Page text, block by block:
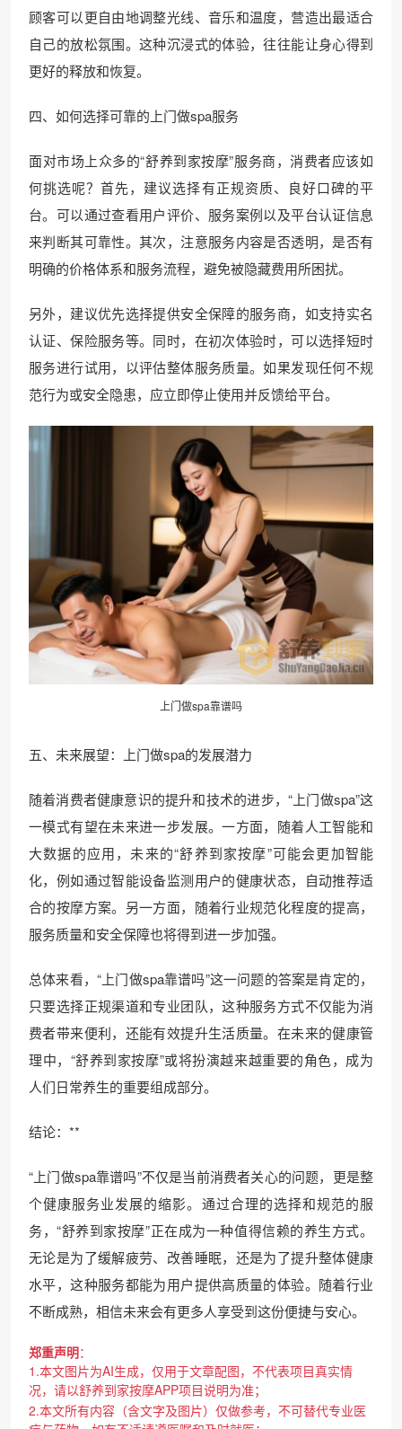
顾客可以更自由地调整光线、音乐和温度，营造出最适合
自己的放松氛围。这种沉浸式的体验，往往能让身心得到
更好的释放和恢复。
四、如何选择可靠的上门做spa服务
面对市场上众多的“舒养到家按摩”服务商，消费者应该如
何挑选呢？首先，建议选择有正规资质、良好口碑的平
台。可以通过查看用户评价、服务案例以及平台认证信息
来判断其可靠性。其次，注意服务内容是否透明，是否有
明确的价格体系和服务流程，避免被隐藏费用所困扰。
另外，建议优先选择提供安全保障的服务商，如支持实名
认证、保险服务等。同时，在初次体验时，可以选择短时
服务进行试用，以评估整体服务质量。如果发现任何不规
范行为或安全隐患，应立即停止使用并反馈给平台。
上门做spa靠谱吗
五、未来展望：上门做spa的发展潜力
随着消费者健康意识的提升和技术的进步，“上门做spa”这
一模式有望在未来进一步发展。一方面，随着人工智能和
大数据的应用，未来的“舒养到家按摩”可能会更加智能
化，例如通过智能设备监测用户的健康状态，自动推荐适
合的按摩方案。另一方面，随着行业规范化程度的提高，
服务质量和安全保障也将得到进一步加强。
总体来看，“上门做spa靠谱吗”这一问题的答案是肯定的，
只要选择正规渠道和专业团队，这种服务方式不仅能为消
费者带来便利，还能有效提升生活质量。在未来的健康管
理中，“舒养到家按摩”或将扮演越来越重要的角色，成为
人们日常养生的重要组成部分。
结论：**
“上门做spa靠谱吗”不仅是当前消费者关心的问题，更是整
个健康服务业发展的缩影。通过合理的选择和规范的服
务，“舒养到家按摩”正在成为一种值得信赖的养生方式。
无论是为了缓解疲劳、改善睡眠，还是为了提升整体健康
水平，这种服务都能为用户提供高质量的体验。随着行业
不断成熟，相信未来会有更多人享受到这份便捷与安心。
郑重声明：
1.本文图片为AI生成，仅用于文章配图，不代表项目真实情
况，请以舒养到家按摩APP项目说明为准；
2.本文所有内容（含文字及图片）仅做参考，不可替代专业医